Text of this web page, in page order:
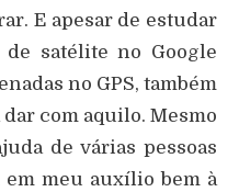
E apesar de estudar
satélite no Google
no GPS, também
com aquilo. Mesmo
de várias pessoas
meu auxílio bem à